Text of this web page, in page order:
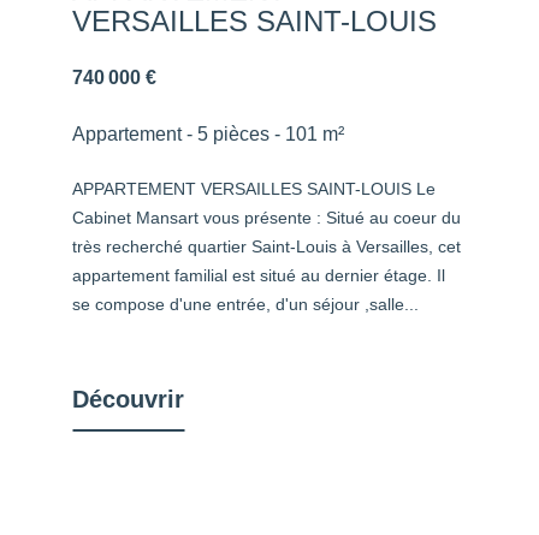
VERSAILLES SAINT-LOUIS
740 000 €
Appartement - 5 pièces - 101 m²
APPARTEMENT VERSAILLES SAINT-LOUIS Le
Cabinet Mansart vous présente : Situé au coeur du
très recherché quartier Saint-Louis à Versailles, cet
appartement familial est situé au dernier étage. Il
se compose d'une entrée, d'un séjour ,salle...
Découvrir